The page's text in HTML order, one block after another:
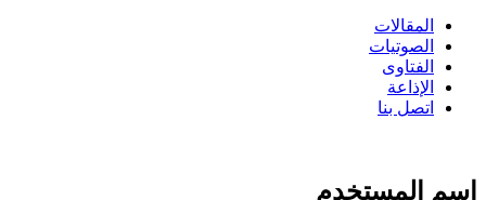
المقالات
الصوتيات
الفتاوى
الإذاعة
اتصل بنا
اسم المستخدم